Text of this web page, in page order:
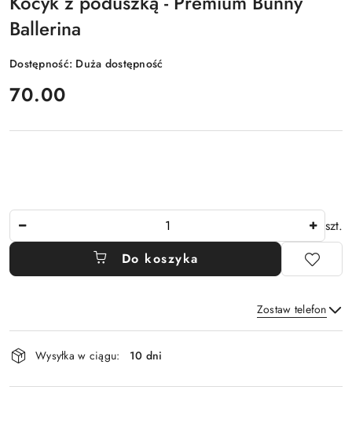
Ballerina
Dostępność: Duża dostępność
cena:
70.00
szt.
Do koszyka
Zostaw telefon
Dostępność
i
dostawa
Wysyłka w ciągu: 10 dni